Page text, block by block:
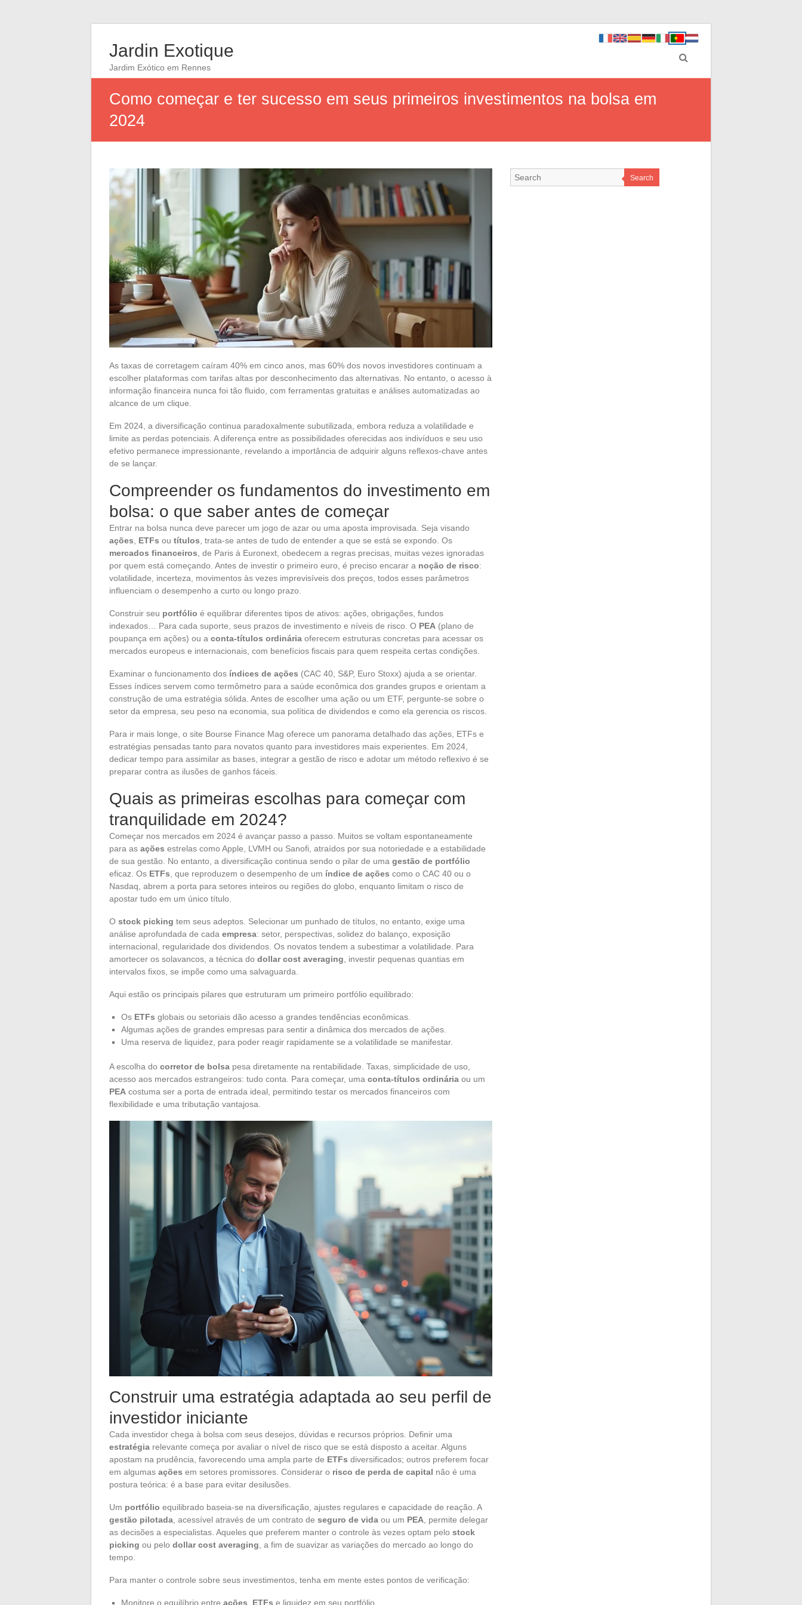
Jardin Exotique
Jardim Exótico em Rennes
Como começar e ter sucesso em seus primeiros investimentos na bolsa em
2024
As taxas de corretagem caíram 40% em cinco anos, mas 60% dos novos investidores continuam a
escolher plataformas com tarifas altas por desconhecimento das alternativas. No entanto, o acesso à
informação financeira nunca foi tão fluido, com ferramentas gratuitas e análises automatizadas ao
alcance de um clique.
Em 2024, a diversificação continua paradoxalmente subutilizada, embora reduza a volatilidade e
limite as perdas potenciais. A diferença entre as possibilidades oferecidas aos indivíduos e seu uso
efetivo permanece impressionante, revelando a importância de adquirir alguns reflexos-chave antes
de se lançar.
Compreender os fundamentos do investimento em
bolsa: o que saber antes de começar
Entrar na bolsa nunca deve parecer um jogo de azar ou uma aposta improvisada. Seja visando
ações
ETFs ou títulos , trata-se antes de tudo de entender a que se está se expondo. Os
mercados financeiros , de Paris à Euronext, obedecem a regras precisas, muitas vezes ignoradas
por quem está começando. Antes de investir o primeiro euro, é preciso encarar a noção de risco:
volatilidade, incerteza, movimentos às vezes imprevisíveis dos preços, todos esses parâmetros
influenciam o desempenho a curto ou longo prazo.
Construir seu portfólio é equilibrar diferentes tipos de ativos: ações, obrigações, fundos
indexados… Para cada suporte, seus prazos de investimento e níveis de risco. O PEA (plano de
poupança em ações) ou a conta-títulos ordinária oferecem estruturas concretas para acessar os
mercados europeus e internacionais, com benefícios fiscais para quem respeita certas condições.
Examinar o funcionamento dos índices de ações (CAC 40, S&P, Euro Stoxx) ajuda a se orientar.
Esses índices servem como termômetro para a saúde econômica dos grandes grupos e orientam a
construção de uma estratégia sólida. Antes de escolher uma ação ou um ETF, pergunte-se sobre o
setor da empresa, seu peso na economia, sua política de dividendos e como ela gerencia os riscos.
Para ir mais longe, o site Bourse Finance Mag oferece um panorama detalhado das ações, ETFs e
estratégias pensadas tanto para novatos quanto para investidores mais experientes. Em 2024,
dedicar tempo para assimilar as bases, integrar a gestão de risco e adotar um método reflexivo é se
preparar contra as ilusões de ganhos fáceis.
Quais as primeiras escolhas para começar com
tranquilidade em 2024?
Começar nos mercados em 2024 é avançar passo a passo. Muitos se voltam espontaneamente
para as ações estrelas como Apple, LVMH ou Sanofi, atraídos por sua notoriedade e a estabilidade
de sua gestão. No entanto, a diversificação continua sendo o pilar de uma gestão de portfólio
eficaz. Os ETFs , que reproduzem o desempenho de um índice de ações como o CAC 40 ou o
Nasdaq, abrem a porta para setores inteiros ou regiões do globo, enquanto limitam o risco de
apostar tudo em um único título.
O stock picking tem seus adeptos. Selecionar um punhado de títulos, no entanto, exige uma
análise aprofundada de cada empresa: setor, perspectivas, solidez do balanço, exposição
internacional, regularidade dos dividendos. Os novatos tendem a subestimar a volatilidade. Para
amortecer os solavancos, a técnica do dollar cost averaging , investir pequenas quantias em
intervalos fixos, se impõe como uma salvaguarda.
Aqui estão os principais pilares que estruturam um primeiro portfólio equilibrado:
Os ETFs globais ou setoriais dão acesso a grandes tendências econômicas.
Algumas ações de grandes empresas para sentir a dinâmica dos mercados de ações.
Uma reserva de liquidez, para poder reagir rapidamente se a volatilidade se manifestar.
A escolha do corretor de bolsa pesa diretamente na rentabilidade. Taxas, simplicidade de uso,
acesso aos mercados estrangeiros: tudo conta. Para começar, uma conta-títulos ordinária ou um
PEA costuma ser a porta de entrada ideal, permitindo testar os mercados financeiros com
flexibilidade e uma tributação vantajosa.
Construir uma estratégia adaptada ao seu perfil de
investidor iniciante
Cada investidor chega à bolsa com seus desejos, dúvidas e recursos próprios. Definir uma
estratégia relevante começa por avaliar o nível de risco que se está disposto a aceitar. Alguns
apostam na prudência, favorecendo uma ampla parte de ETFs diversificados; outros preferem focar
em algumas ações em setores promissores. Considerar o risco de perda de capital não é uma
postura teórica: é a base para evitar desilusões.
Um portfólio equilibrado baseia-se na diversificação, ajustes regulares e capacidade de reação. A
gestão pilotada , acessível através de um contrato de seguro de vida ou um PEA , permite delegar
as decisões a especialistas. Aqueles que preferem manter o controle às vezes optam pelo stock
picking ou pelo dollar cost averaging , a fim de suavizar as variações do mercado ao longo do
tempo.
Para manter o controle sobre seus investimentos, tenha em mente estes pontos de verificação:
Monitore o equilíbrio entre ações ETFs e liquidez em seu portfólio.
Search